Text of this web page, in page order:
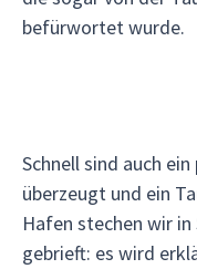
befürwortet wurde.
Schnell sind auch
überzeugt und ein
Hafen stechen wir
gebrieft: es wird